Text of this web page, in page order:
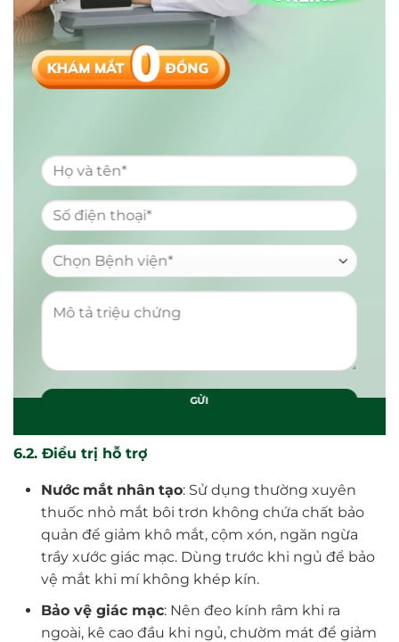
6.2. Điều trị hỗ trợ
Nước mắt nhân tạo: Sử dụng thường xuyên
thuốc nhỏ mắt bôi trơn không chứa chất bảo
quản để giảm khô mắt, cộm xón, ngăn ngừa
trầy xước giác mạc. Dùng trước khi ngủ để bảo
vệ mắt khi mí không khép kín.
Bảo vệ giác mạc: Nên đeo kính râm khi ra
ngoài, kê cao đầu khi ngủ, chườm mát để giảm